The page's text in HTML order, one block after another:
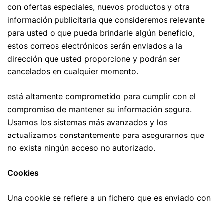
con ofertas especiales, nuevos productos y otra
información publicitaria que consideremos relevante
para usted o que pueda brindarle algún beneficio,
estos correos electrónicos serán enviados a la
dirección que usted proporcione y podrán ser
cancelados en cualquier momento.
está altamente comprometido para cumplir con el
compromiso de mantener su información segura.
Usamos los sistemas más avanzados y los
actualizamos constantemente para asegurarnos que
no exista ningún acceso no autorizado.
Cookies
Una cookie se refiere a un fichero que es enviado con